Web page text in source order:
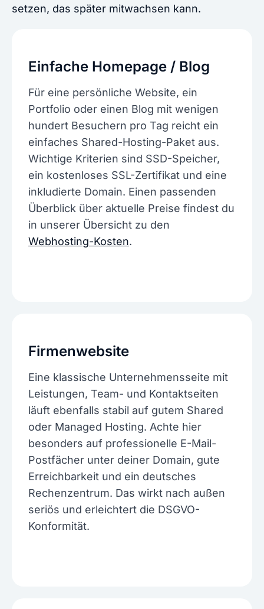
setzen, das später mitwachsen kann.
Einfache Homepage / Blog
Für eine persönliche Website, ein
Portfolio oder einen Blog mit wenigen
hundert Besuchern pro Tag reicht ein
einfaches Shared-Hosting-Paket aus.
Wichtige Kriterien sind SSD-Speicher,
ein kostenloses SSL-Zertifikat und eine
inkludierte Domain. Einen passenden
Überblick über aktuelle Preise findest du
in unserer Übersicht zu den
Webhosting-Kosten.
Firmenwebsite
Eine klassische Unternehmensseite mit
Leistungen, Team- und Kontaktseiten
läuft ebenfalls stabil auf gutem Shared
oder Managed Hosting. Achte hier
besonders auf professionelle E-Mail-
Postfächer unter deiner Domain, gute
Erreichbarkeit und ein deutsches
Rechenzentrum. Das wirkt nach außen
seriös und erleichtert die DSGVO-
Konformität.